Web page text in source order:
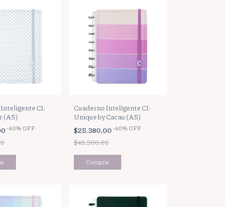
CI:
(A5)
-40% OFF
Cuaderno Inteligente CI:
Unique by Cacau (A5)
$25.380,00-40% OFF
$42.300,00